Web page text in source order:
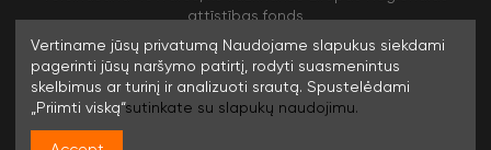
attīstības fonds
Vertiname jūsų privatumą Naudojame slapukus siekdami
pagerinti jūsų naršymo patirtį, rodyti suasmenintus
skelbimus ar turinį ir analizuoti srautą. Spustelėdami
„Priimti viską“sutinkate su slapukų naudojimu.